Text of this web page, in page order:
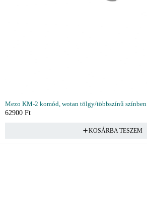
Mezo KM-2 komód, wotan tölgy/többszínű színben
62900 Ft
KOSÁRBA TESZEM